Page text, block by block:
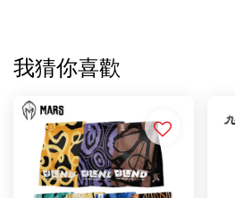
我猜你喜歡